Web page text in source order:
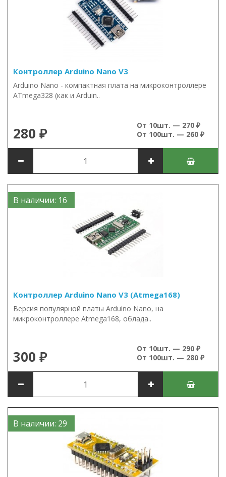
Контроллер Arduino Nano V3
Arduino Nano - компактная плата на микроконтроллере
ATmega328 (как и Arduin..
280 ₽
От 10шт. — 270 ₽
От 100шт. — 260 ₽
В наличии: 16
Контроллер Arduino Nano V3 (Atmega168)
Версия популярной платы Arduino Nano, на
микроконтроллере Atmega168, облада..
300 ₽
От 10шт. — 290 ₽
От 100шт. — 280 ₽
В наличии: 29